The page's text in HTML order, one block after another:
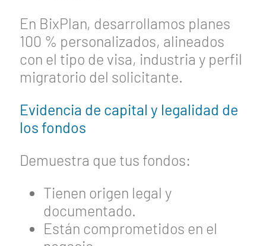
En BixPlan, desarrollamos planes
100 % personalizados, alineados
con el tipo de visa, industria y perfil
migratorio del solicitante.
Evidencia de capital y legalidad de
los fondos
Demuestra que tus fondos:
Tienen origen legal y
documentado.
Están comprometidos en el